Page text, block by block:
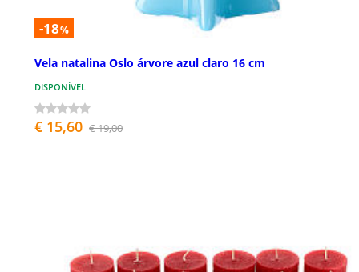
-18%
Vela natalina Oslo árvore azul claro 16 cm
DISPONÍVEL
€ 15,60 € 19,00